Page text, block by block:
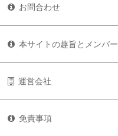
お問合わせ
本サイトの趣旨とメンバー
運営会社
免責事項